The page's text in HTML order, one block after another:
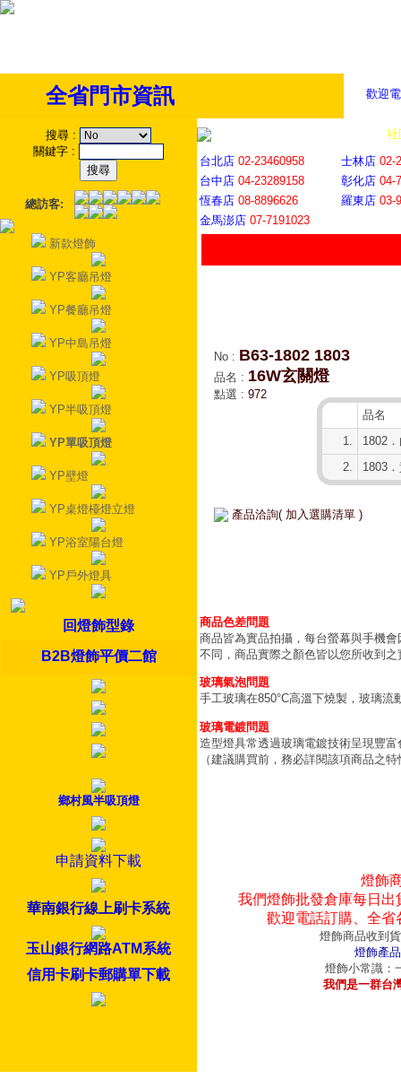
歡迎
全省門市資訊
搜尋 :
關鍵字 :
總訪客:
新款燈飾
YP客廳吊燈
YP餐廳吊燈
YP中島吊燈
YP吸頂燈
YP半吸頂燈
YP單吸頂燈
YP壁燈
YP桌燈檯燈立燈
YP浴室陽台燈
YP戶外燈具
回燈飾型錄
B2B燈飾平價二館
鄉村風半吸頂燈
申請資料下載
華南銀行線上刷卡系統
玉山銀行網路ATM系統
信用卡刷卡郵購單下載
社
台北店 02-23460958 士林店 02-
台中店 04-23289158 彰化店 04-
恆春店 08-8896626 羅東店 03-
金馬澎店 07-7191023
No : B63-1802 1803
品名 : 16W玄關燈
點選 : 972
品名
1.
1802
2.
1803
產品洽詢( 加入選購清單 )
商品色差問題
商品皆為實品拍攝，每台螢幕與手機
不同，商品實際之顏色皆以您所收到之
玻璃氣泡問題
手工玻璃在850°C高溫下燒製，玻璃
玻璃電鍍問題
造型燈具常透過玻璃電鍍技術呈現豐
（建議購買前，務必詳閱該項商品之
燈飾
我們燈飾批發倉庫每日
歡迎電話訂購、全
燈飾商品收到
燈飾產
燈飾小常識：
我們是一群台